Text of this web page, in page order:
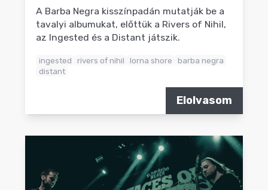
A Barba Negra kisszínpadán mutatják be a
tavalyi albumukat, előttük a Rivers of Nihil,
az Ingested és a Distant játszik.
ingested rivers of nihil lorna shore
barba negra
distant
Elolvasom